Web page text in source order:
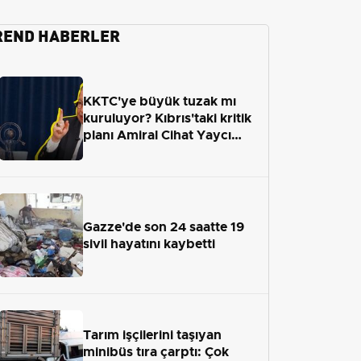
HABERLER
KKTC'ye büyük tuzak mı
kuruluyor? Kıbrıs'taki kritik
planı Amiral Cihat Yaycı
Gazze'de son 24 saatte 19
sivil hayatını kaybetti
Tarım işçilerini taşıyan
minibüs tıra çarptı: Çok